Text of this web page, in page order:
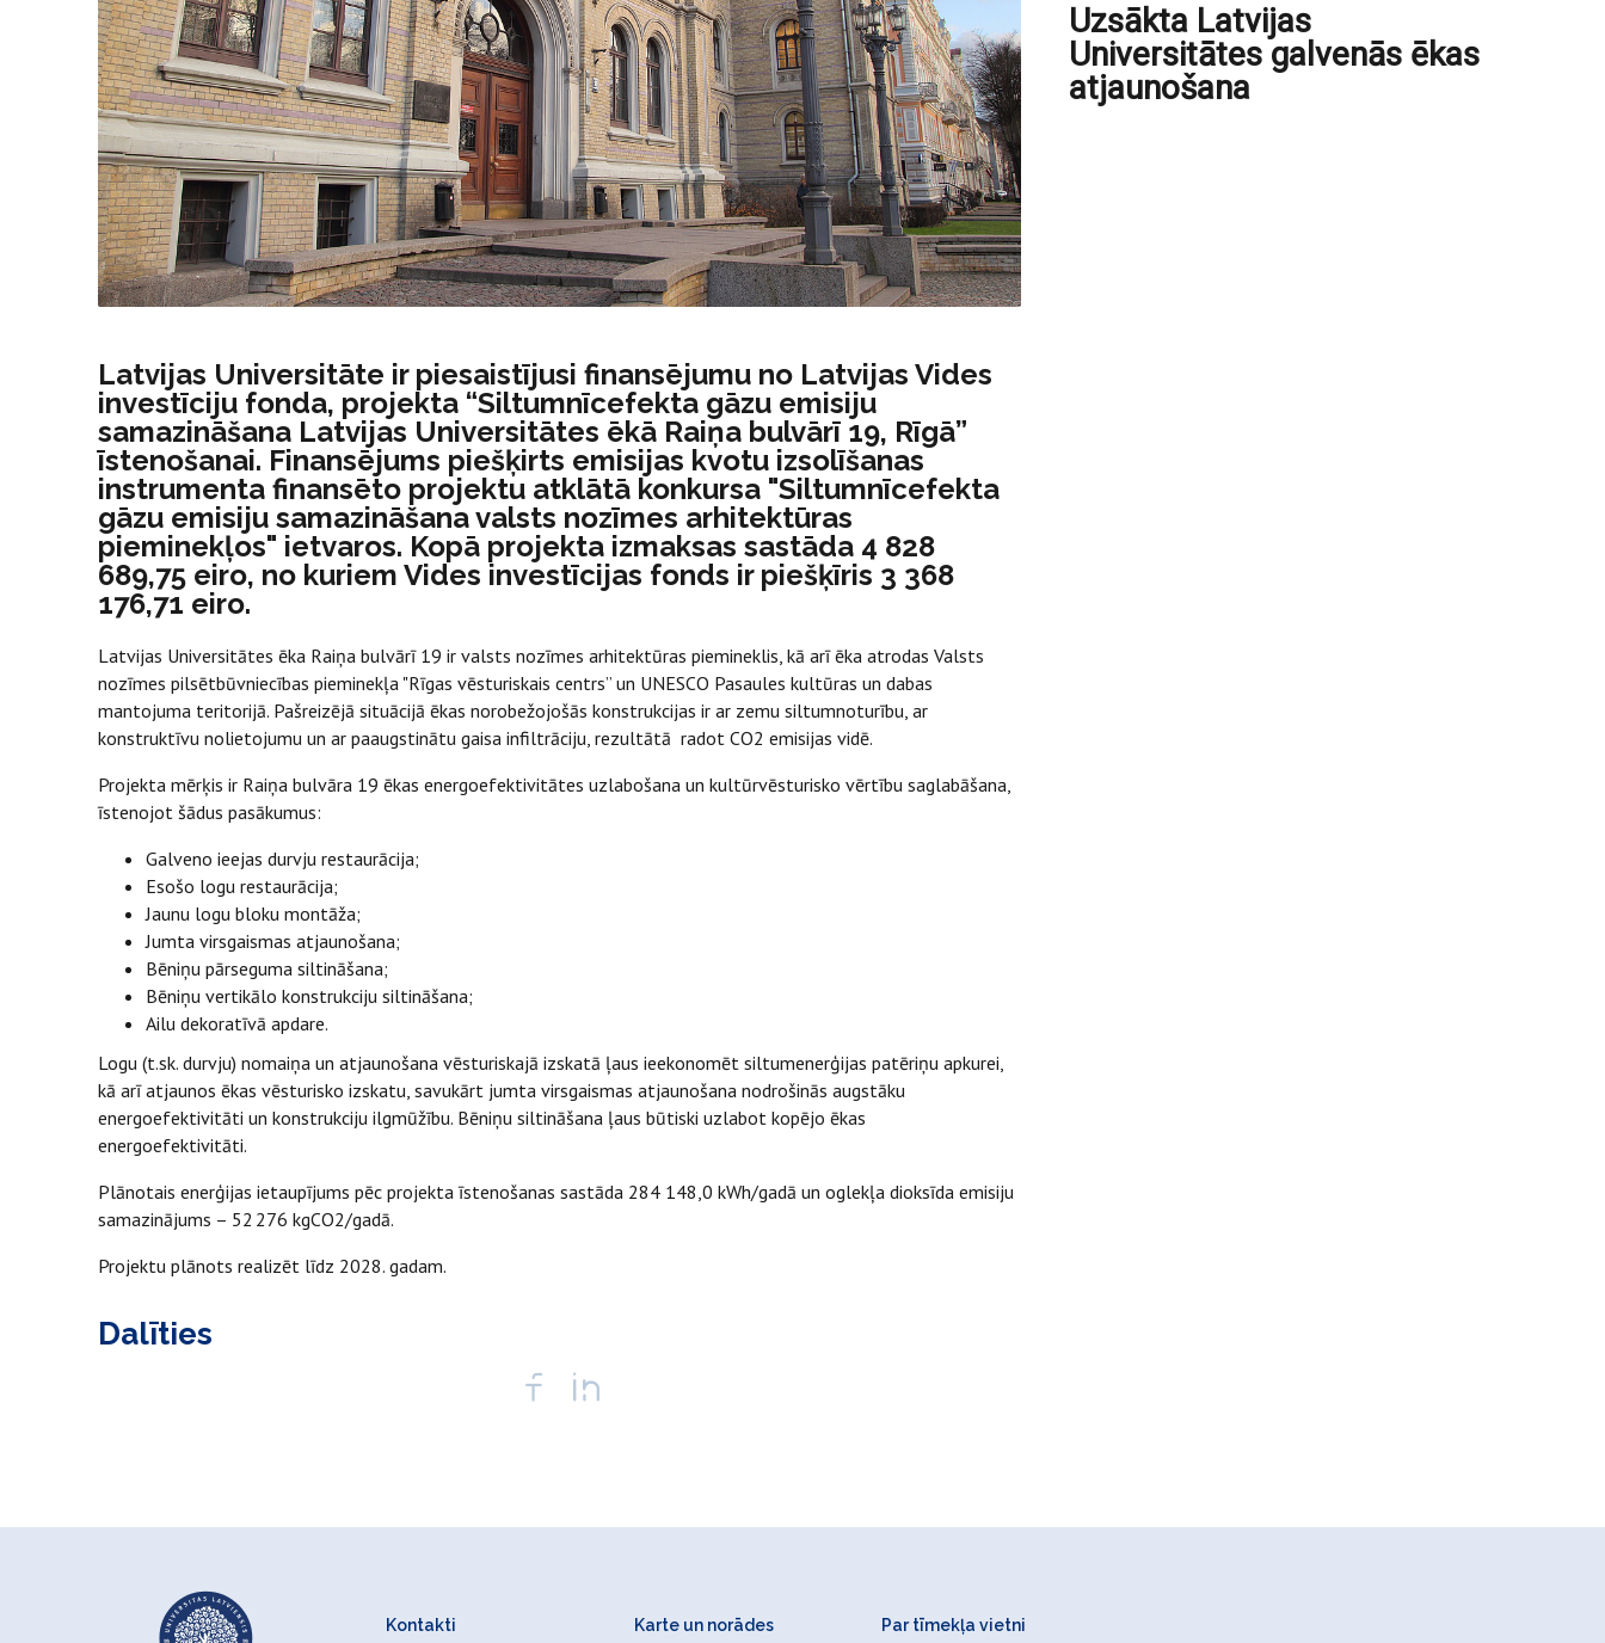
Latvijas Universitāte ir piesaistījusi finansējumu no Latvijas Vides
investīciju fonda, projekta “Siltumnīcefekta gāzu emisiju
samazināšana Latvijas Universitātes ēkā Raiņa bulvārī 19, Rīgā”
īstenošanai. Finansējums piešķirts emisijas kvotu izsolīšanas
instrumenta finansēto projektu atklātā konkursa "Siltumnīcefekta
gāzu emisiju samazināšana valsts nozīmes arhitektūras
pieminekļos" ietvaros. Kopā projekta izmaksas sastāda 4 828
689,75 eiro, no kuriem Vides investīcijas fonds ir piešķīris 3 368
176,71 eiro.
Latvijas Universitātes ēka Raiņa bulvārī 19 ir valsts nozīmes arhitektūras piemineklis, kā arī ēka atrodas Valsts
nozīmes pilsētbūvniecības pieminekļa "Rīgas vēsturiskais centrs” un UNESCO Pasaules kultūras un dabas
mantojuma teritorijā. Pašreizējā situācijā ēkas norobežojošās konstrukcijas ir ar zemu siltumnoturību, ar
konstruktīvu nolietojumu un ar paaugstinātu gaisa infiltrāciju, rezultātā radot CO2 emisijas vidē.
Projekta mērķis ir Raiņa bulvāra 19 ēkas energoefektivitātes uzlabošana un kultūrvēsturisko vērtību saglabāšana,
īstenojot šādus pasākumus:
Galveno ieejas durvju restaurācija;
Esošo logu restaurācija;
Jaunu logu bloku montāža;
Jumta virsgaismas atjaunošana;
Bēniņu pārseguma siltināšana;
Bēniņu vertikālo konstrukciju siltināšana;
Ailu dekoratīvā apdare.
Logu (t.sk. durvju) nomaiņa un atjaunošana vēsturiskajā izskatā ļaus ieekonomēt siltumenerģijas patēriņu apkurei,
kā arī atjaunos ēkas vēsturisko izskatu, savukārt jumta virsgaismas atjaunošana nodrošinās augstāku
energoefektivitāti un konstrukciju ilgmūžību. Bēniņu siltināšana ļaus būtiski uzlabot kopējo ēkas
energoefektivitāti.
Plānotais enerģijas ietaupījums pēc projekta īstenošanas sastāda 284 148,0 kWh/gadā un oglekļa dioksīda emisiju
samazinājums – 52 276 kgCO2/gadā.
Projektu plānots realizēt līdz 2028. gadam.
Dalīties
Uzsākta Latvijas
Universitātes galvenās ēkas
atjaunošana
Kontakti Karte un norādes Par tīmekļa vietni